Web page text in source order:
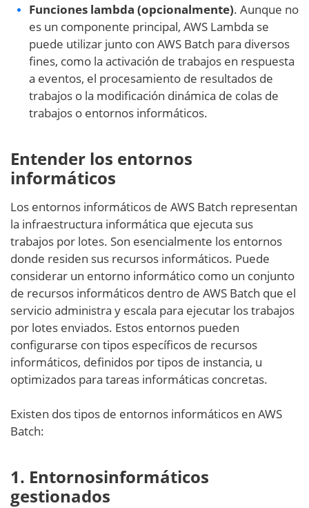
Funciones lambda (opcionalmente). Aunque no
es un componente principal, AWS Lambda se
puede utilizar junto con AWS Batch para diversos
fines, como la activación de trabajos en respuesta
a eventos, el procesamiento de resultados de
trabajos o la modificación dinámica de colas de
trabajos o entornos informáticos.
Entender los entornos
informáticos
Los entornos informáticos de AWS Batch representan
la infraestructura informática que ejecuta sus
trabajos por lotes. Son esencialmente los entornos
donde residen sus recursos informáticos. Puede
considerar un entorno informático como un conjunto
de recursos informáticos dentro de AWS Batch que el
servicio administra y escala para ejecutar los trabajos
por lotes enviados. Estos entornos pueden
configurarse con tipos específicos de recursos
informáticos, definidos por tipos de instancia, u
optimizados para tareas informáticas concretas.
Existen dos tipos de entornos informáticos en AWS
Batch:
1. Entornosinformáticos
gestionados